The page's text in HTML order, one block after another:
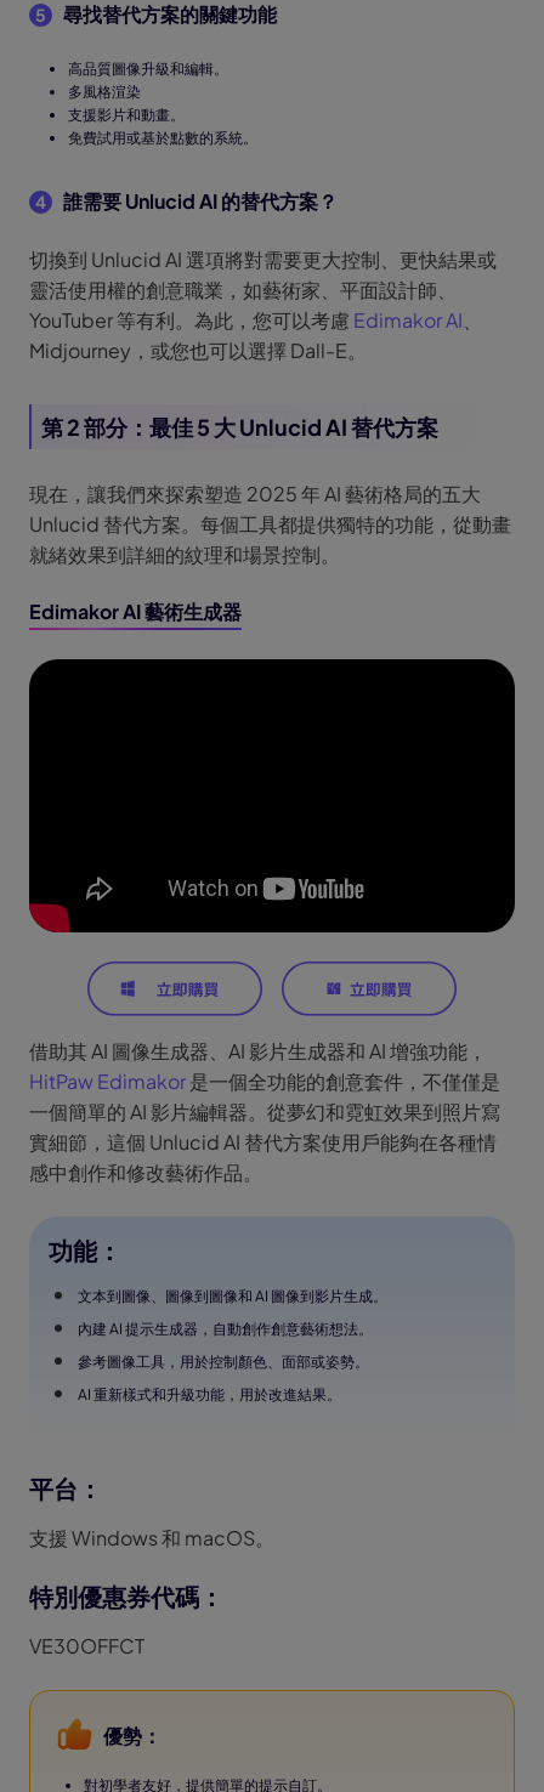
5 尋找替代方案的關鍵功能
高品質圖像升級和編輯。
多風格渲染
支援影片和動畫。
免費試用或基於點數的系統。
4 誰需要 Unlucid AI 的替代方案？
切換到 Unlucid AI 選項將對需要更大控制、更快結果或
靈活使用權的創意職業，如藝術家、平面設計師、
YouTuber 等有利。為此，您可以考慮 Edimakor AI
Midjourney，或您也可以選擇 Dall-E。
第 2 部分：最佳 5 大 Unlucid AI 替代方案
現在，讓我們來探索塑造 2025 年 AI 藝術格局的五大
Unlucid 替代方案。每個工具都提供獨特的功能，從動畫
就緒效果到詳細的紋理和場景控制。
Edimakor AI 藝術生成器
借助其 AI 圖像生成器、AI 影片生成器和 AI 增強功能，
HitPaw Edimakor是一個全功能的創意套件，不僅僅是
一個簡單的 AI 影片編輯器。從夢幻和霓虹效果到照片寫
實細節，這個 Unlucid AI 替代方案使用戶能夠在各種情
感中創作和修改藝術作品。
功能：
文本到圖像、圖像到圖像和 AI 圖像到影片生成。
內建 AI 提示生成器，自動創作創意藝術想法。
參考圖像工具，用於控制顏色、面部或姿勢。
AI 重新樣式和升級功能，用於改進結果。
平台：
支援 Windows 和 macOS。
特別優惠券代碼：
VE30OFFCT
優勢：
對初學者友好，提供簡單的提示自訂。